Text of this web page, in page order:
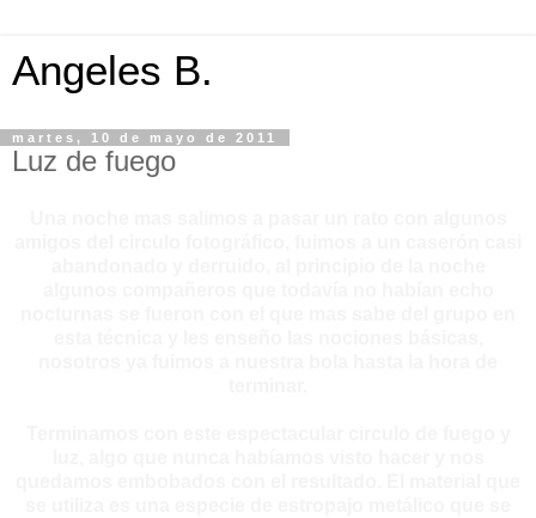
Angeles B.
martes, 10 de mayo de 2011
Luz de fuego